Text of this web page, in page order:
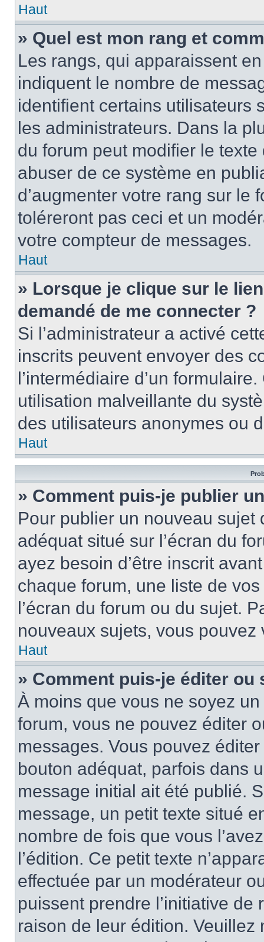
Haut
» Quel est mon rang et
Les rangs, qui apparaissent
indiquent le nombre de
identifient certains utilisateurs
les administrateurs. Dans la
du forum peut modifier le
abuser de ce système en
d’augmenter votre rang sur le
toléreront pas ceci et un
votre compteur de messages.
Haut
» Lorsque je clique sur le
demandé de me connecter ?
Si l’administrateur a activé
inscrits peuvent envoyer des
l’intermédiaire d’un
utilisation malveillante du
des utilisateurs anonymes ou
Haut
» Comment puis-je publier
Pour publier un nouveau
adéquat situé sur l’écran du
ayez besoin d’être inscrit
chaque forum, une liste de
l’écran du forum ou du sujet.
nouveaux sujets, vous
Haut
» Comment puis-je éditer
À moins que vous ne soyez
forum, vous ne pouvez éditer
messages. Vous pouvez
bouton adéquat, parfois dans
message initial ait été publié.
message, un petit texte situé
nombre de fois que vous
l’édition. Ce petit texte
effectuée par un modérateur
puissent prendre l’initiative
raison de leur édition.